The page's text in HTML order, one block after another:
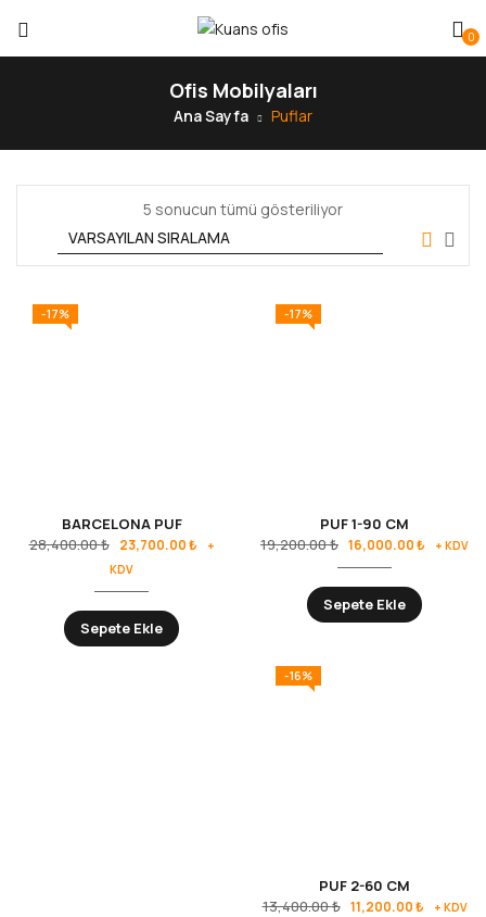
0
Ofis Mobilyaları
Ana Sayfa Puflar
5 sonucun tümü gösteriliyor
-17%
BARCELONA PUF
28,400.00₺ 23,700.00₺
+
KDV
Sepete Ekle
-17%
PUF 1-90 CM
19,200.00₺ 16,000.00₺ + KDV
Sepete Ekle
-16%
PUF 2-60 CM
13,400.00₺ 11,200.00₺ + KDV